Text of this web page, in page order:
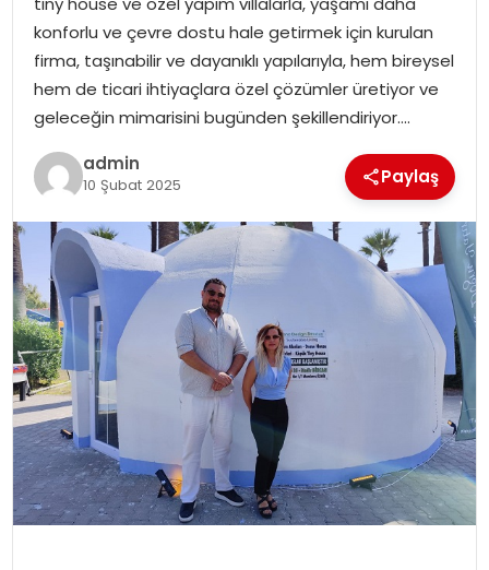
EKONOMI
MAGAZIN
DÜNYA
konforlu ve çevre dostu hale getirmek için kurulan
firma, taşınabilir ve dayanıklı yapılarıyla, hem bireysel
hem de ticari ihtiyaçlara özel çözümler üretiyor ve
geleceğin mimarisini bugünden şekillendiriyor….
admin
10 Şubat 2025 Paylaş